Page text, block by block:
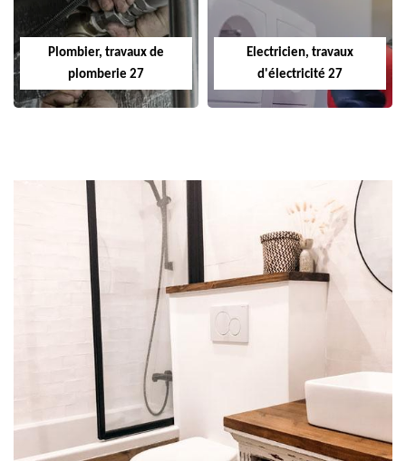
Plombier, travaux de
plomberie 27
Electricien, travaux
d'électricité 27